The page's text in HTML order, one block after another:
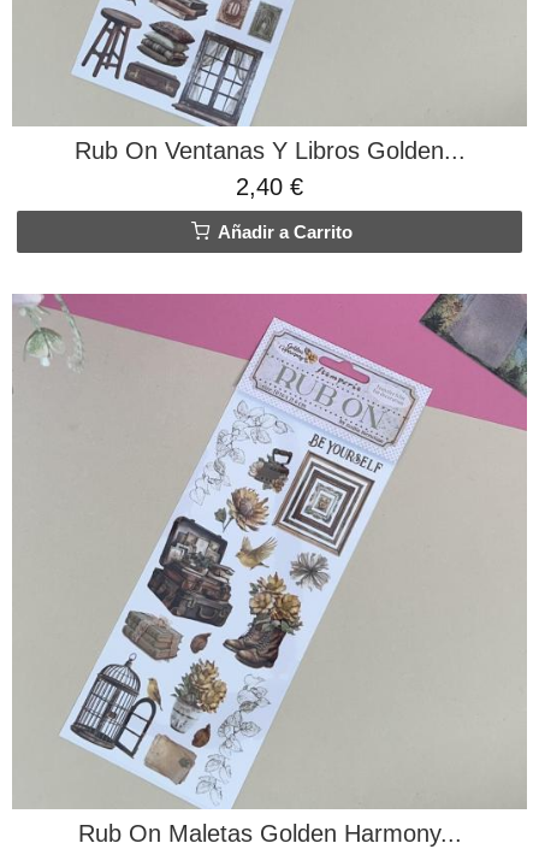
Rub On Ventanas Y Libros Golden...
2,40 €
Añadir a Carrito
Rub On Maletas Golden Harmony...